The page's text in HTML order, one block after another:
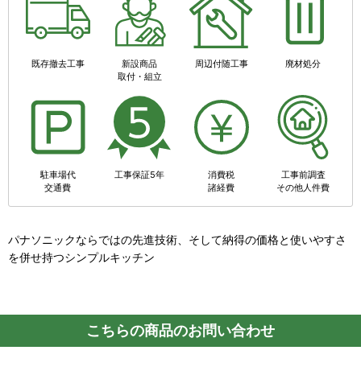
既存撤去工事
新設商品
取付・組立
周辺付随工事 廃材処分
駐車場代
交通費
工事保証5年
消費税
諸経費
工事前調査
その他人件費
パナソニックならではの先進技術、そして納得の価格と使いやすさ
を併せ持つシンプルキッチン
こちらの商品のお問い合わせ